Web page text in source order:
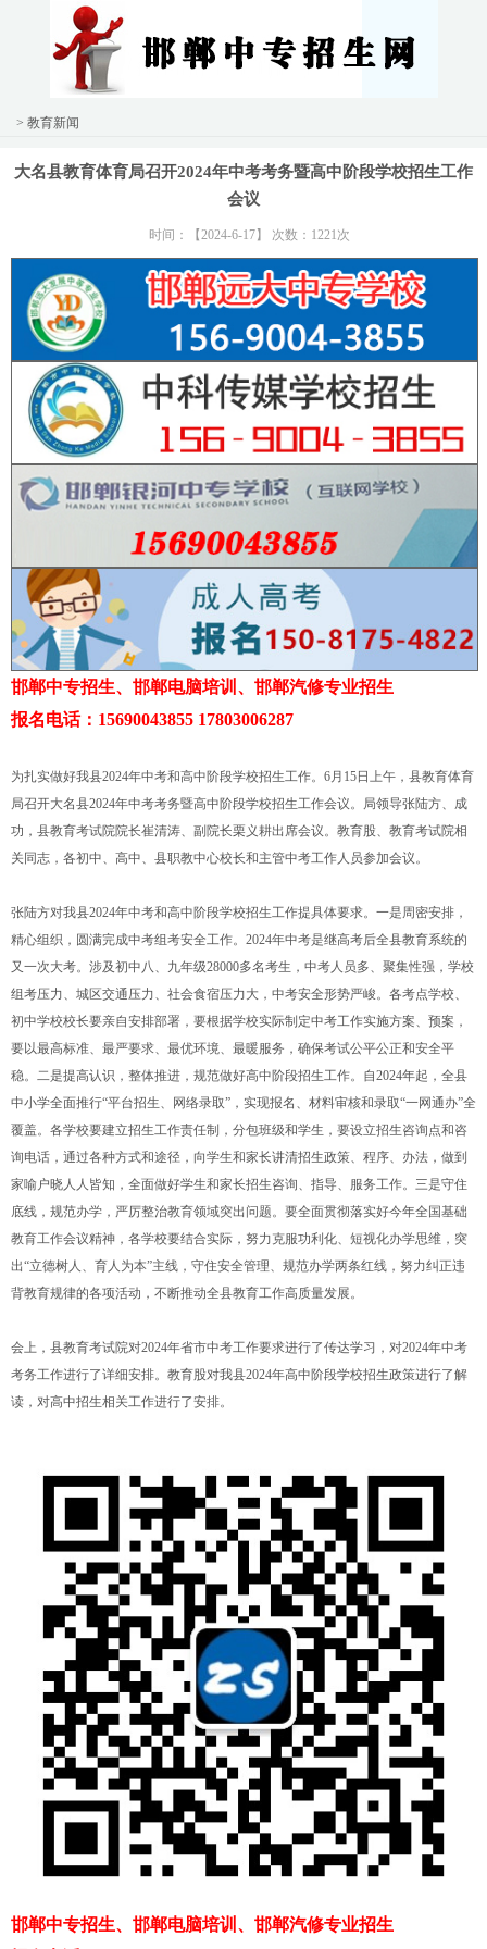
> 教育新闻
大名县教育体育局召开2024年中考考务暨高中阶段学校招生工作
会议
时间：【2024-6-17】 次数：1221次
邯郸中专招生、邯郸电脑培训、邯郸汽修专业招生
报名电话：15690043855 17803006287
为扎实做好我县2024年中考和高中阶段学校招生工作。6月15日上午，县教育体育
局召开大名县2024年中考考务暨高中阶段学校招生工作会议。局领导张陆方、成
功，县教育考试院院长崔清涛、副院长栗义耕出席会议。教育股、教育考试院相
关同志，各初中、高中、县职教中心校长和主管中考工作人员参加会议。
张陆方对我县2024年中考和高中阶段学校招生工作提具体要求。一是周密安排，
精心组织，圆满完成中考组考安全工作。2024年中考是继高考后全县教育系统的
又一次大考。涉及初中八、九年级28000多名考生，中考人员多、聚集性强，学校
组考压力、城区交通压力、社会食宿压力大，中考安全形势严峻。各考点学校、
初中学校校长要亲自安排部署，要根据学校实际制定中考工作实施方案、预案，
要以最高标准、最严要求、最优环境、最暖服务，确保考试公平公正和安全平
稳。二是提高认识，整体推进，规范做好高中阶段招生工作。自2024年起，全县
中小学全面推行“平台招生、网络录取”，实现报名、材料审核和录取“一网通办”全
覆盖。各学校要建立招生工作责任制，分包班级和学生，要设立招生咨询点和咨
询电话，通过各种方式和途径，向学生和家长讲清招生政策、程序、办法，做到
家喻户晓人人皆知，全面做好学生和家长招生咨询、指导、服务工作。三是守住
底线，规范办学，严厉整治教育领域突出问题。要全面贯彻落实好今年全国基础
教育工作会议精神，各学校要结合实际，努力克服功利化、短视化办学思维，突
出“立德树人、育人为本”主线，守住安全管理、规范办学两条红线，努力纠正违
背教育规律的各项活动，不断推动全县教育工作高质量发展。
会上，县教育考试院对2024年省市中考工作要求进行了传达学习，对2024年中考
考务工作进行了详细安排。教育股对我县2024年高中阶段学校招生政策进行了解
读，对高中招生相关工作进行了安排。
邯郸中专招生、邯郸电脑培训、邯郸汽修专业招生